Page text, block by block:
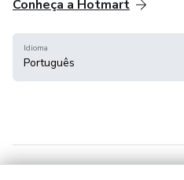
Conheça a Hotmart
Idioma
Português